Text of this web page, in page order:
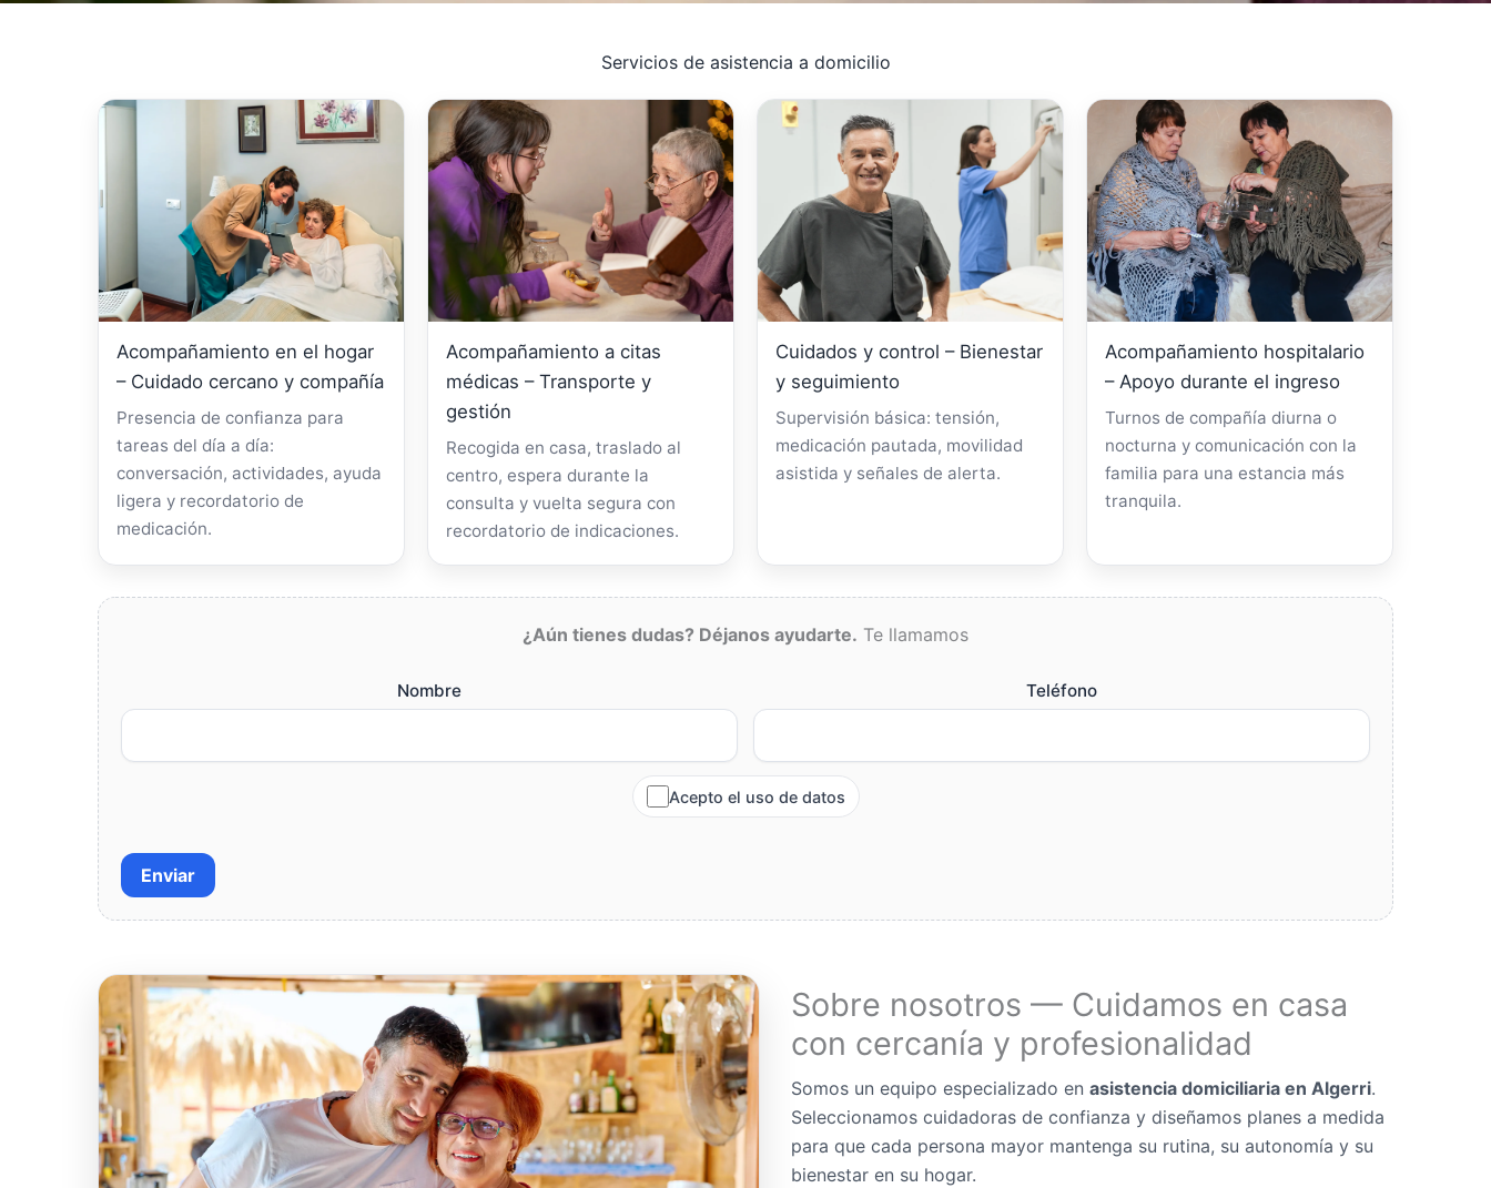
Servicios de asistencia a domicilio
Acompañamiento en el hogar
– Cuidado cercano y compañía
Presencia de confianza para
tareas del día a día:
conversación, actividades, ayuda
ligera y recordatorio de
medicación.
Acompañamiento a citas
médicas – Transporte y
gestión
Recogida en casa, traslado al
centro, espera durante la
consulta y vuelta segura con
recordatorio de indicaciones.
Cuidados y control – Bienestar
y seguimiento
Supervisión básica: tensión,
medicación pautada, movilidad
asistida y señales de alerta.
Acompañamiento hospitalario
– Apoyo durante el ingreso
Turnos de compañía diurna o
nocturna y comunicación con la
familia para una estancia más
tranquila.
¿Aún tienes dudas? Déjanos ayudarte. Te llamamos
Nombre Teléfono
Acepto el uso de datos
Enviar
Sobre nosotros — Cuidamos en casa
con cercanía y profesionalidad
Somos un equipo especializado enasistencia domiciliaria en Algerri.
Seleccionamos cuidadoras de confianza y diseñamos planes a medida
para que cada persona mayor mantenga su rutina, su autonomía y su
bienestar en su hogar.